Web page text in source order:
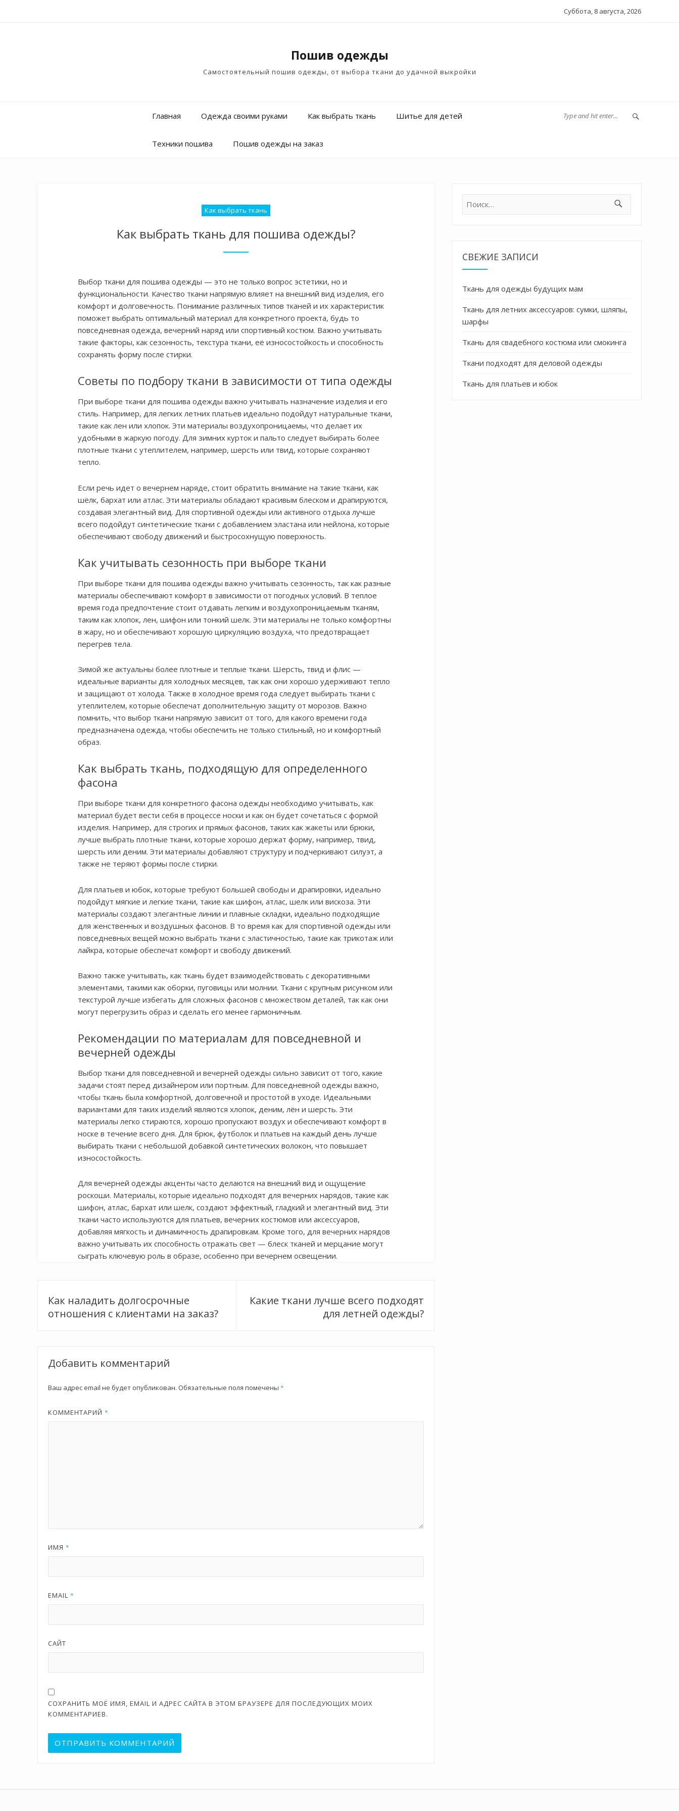
Суббота, 8 августа, 2026
Пошив одежды
Самостоятельный пошив одежды, от выбора ткани до удачной выкройки
Главная Одежда своими руками Как выбрать ткань Шитье для детей
Техники пошива Пошив одежды на заказ
Как выбрать ткань
Как выбрать ткань для пошива одежды?
Выбор ткани для пошива одежды — это не только вопрос эстетики, но и
функциональности. Качество ткани напрямую влияет на внешний вид изделия, его
комфорт и долговечность. Понимание различных типов тканей и их характеристик
поможет выбрать оптимальный материал для конкретного проекта, будь то
повседневная одежда, вечерний наряд или спортивный костюм. Важно учитывать
такие факторы, как сезонность, текстура ткани, её износостойкость и способность
сохранять форму после стирки.
Советы по подбору ткани в зависимости от типа одежды
При выборе ткани для пошива одежды важно учитывать назначение изделия и его
стиль. Например, для легких летних платьев идеально подойдут натуральные ткани,
такие как лен или хлопок. Эти материалы воздухопроницаемы, что делает их
удобными в жаркую погоду. Для зимних курток и пальто следует выбирать более
плотные ткани с утеплителем, например, шерсть или твид, которые сохраняют
тепло.
Если речь идет о вечернем наряде, стоит обратить внимание на такие ткани, как
шёлк, бархат или атлас. Эти материалы обладают красивым блеском и драпируются,
создавая элегантный вид. Для спортивной одежды или активного отдыха лучше
всего подойдут синтетические ткани с добавлением эластана или нейлона, которые
обеспечивают свободу движений и быстросохнущую поверхность.
Как учитывать сезонность при выборе ткани
При выборе ткани для пошива одежды важно учитывать сезонность, так как разные
материалы обеспечивают комфорт в зависимости от погодных условий. В теплое
время года предпочтение стоит отдавать легким и воздухопроницаемым тканям,
таким как хлопок, лен, шифон или тонкий шелк. Эти материалы не только комфортны
в жару, но и обеспечивают хорошую циркуляцию воздуха, что предотвращает
перегрев тела.
Зимой же актуальны более плотные и теплые ткани. Шерсть, твид и флис —
идеальные варианты для холодных месяцев, так как они хорошо удерживают тепло
и защищают от холода. Также в холодное время года следует выбирать ткани с
утеплителем, которые обеспечат дополнительную защиту от морозов. Важно
помнить, что выбор ткани напрямую зависит от того, для какого времени года
предназначена одежда, чтобы обеспечить не только стильный, но и комфортный
образ.
Как выбрать ткань, подходящую для определенного
фасона
При выборе ткани для конкретного фасона одежды необходимо учитывать, как
материал будет вести себя в процессе носки и как он будет сочетаться с формой
изделия. Например, для строгих и прямых фасонов, таких как жакеты или брюки,
лучше выбрать плотные ткани, которые хорошо держат форму, например, твид,
шерсть или деним. Эти материалы добавляют структуру и подчеркивают силуэт, а
также не теряют формы после стирки.
Для платьев и юбок, которые требуют большей свободы и драпировки, идеально
подойдут мягкие и легкие ткани, такие как шифон, атлас, шелк или вискоза. Эти
материалы создают элегантные линии и плавные складки, идеально подходящие
для женственных и воздушных фасонов. В то время как для спортивной одежды или
повседневных вещей можно выбрать ткани с эластичностью, такие как трикотаж или
лайкра, которые обеспечат комфорт и свободу движений.
Важно также учитывать, как ткань будет взаимодействовать с декоративными
элементами, такими как оборки, пуговицы или молнии. Ткани с крупным рисунком или
текстурой лучше избегать для сложных фасонов с множеством деталей, так как они
могут перегрузить образ и сделать его менее гармоничным.
Рекомендации по материалам для повседневной и
вечерней одежды
Выбор ткани для повседневной и вечерней одежды сильно зависит от того, какие
задачи стоят перед дизайнером или портным. Для повседневной одежды важно,
чтобы ткань была комфортной, долговечной и простотой в уходе. Идеальными
вариантами для таких изделий являются хлопок, деним, лён и шерсть. Эти
материалы легко стираются, хорошо пропускают воздух и обеспечивают комфорт в
носке в течение всего дня. Для брюк, футболок и платьев на каждый день лучше
выбирать ткани с небольшой добавкой синтетических волокон, что повышает
износостойкость.
Для вечерней одежды акценты часто делаются на внешний вид и ощущение
роскоши. Материалы, которые идеально подходят для вечерних нарядов, такие как
шифон, атлас, бархат или шелк, создают эффектный, гладкий и элегантный вид. Эти
ткани часто используются для платьев, вечерних костюмов или аксессуаров,
добавляя мягкость и динамичность драпировкам. Кроме того, для вечерних нарядов
важно учитывать их способность отражать свет — блеск тканей и мерцание могут
сыграть ключевую роль в образе, особенно при вечернем освещении.
Навигация
по
Как наладить долгосрочные
отношения с клиентами на заказ?
Какие ткани лучше всего подходят
для летней одежды?
Добавить комментарий
Ваш адрес email не будет опубликован. Обязательные поля помечены *
КОММЕНТАРИЙ *
ИМЯ *
EMAIL *
САЙТ
СОХРАНИТЬ МОЁ ИМЯ, EMAIL И АДРЕС САЙТА В ЭТОМ БРАУЗЕРЕ ДЛЯ ПОСЛЕДУЮЩИХ МОИХ
КОММЕНТАРИЕВ.
Найти:
СВЕЖИЕ ЗАПИСИ
Ткань для одежды будущих мам
Ткань для летних аксессуаров: сумки, шляпы,
шарфы
Ткань для свадебного костюма или смокинга
Ткани подходят для деловой одежды
Ткань для платьев и юбок